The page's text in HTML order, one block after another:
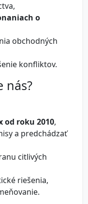
o
obchodných
konfliktov.
nás?
od roku 2010,
a predchádzať
citlivých
riešenia,